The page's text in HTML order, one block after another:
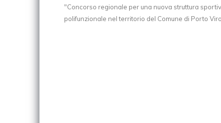
"Concorso regionale per una nuova struttura
polifunzionale nel territorio del Comune di Porto